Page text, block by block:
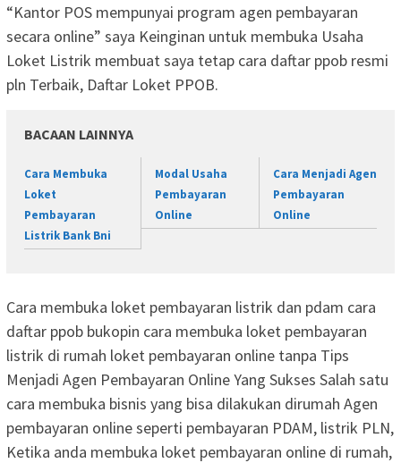
“Kantor POS mempunyai program agen pembayaran
secara online” saya Keinginan untuk membuka Usaha
Loket Listrik membuat saya tetap cara daftar ppob resmi
pln Terbaik, Daftar Loket PPOB.
BACAAN LAINNYA
Cara Membuka
Loket
Pembayaran
Listrik Bank Bni
Modal Usaha
Pembayaran
Online
Cara Menjadi Agen
Pembayaran
Online
Cara membuka loket pembayaran listrik dan pdam cara
daftar ppob bukopin cara membuka loket pembayaran
listrik di rumah loket pembayaran online tanpa Tips
Menjadi Agen Pembayaran Online Yang Sukses Salah satu
cara membuka bisnis yang bisa dilakukan dirumah Agen
pembayaran online seperti pembayaran PDAM, listrik PLN,
Ketika anda membuka loket pembayaran online di rumah,